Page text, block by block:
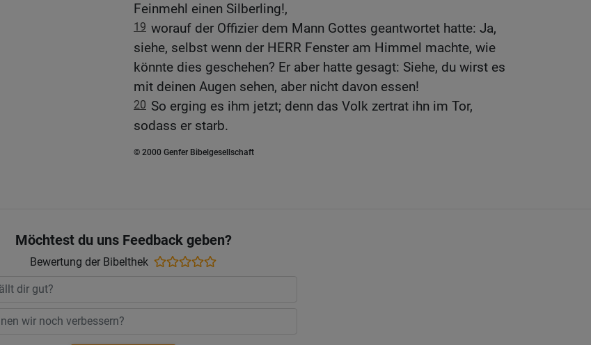
Feinmehl einen Silberling!,
19 worauf der Offizier dem Mann Gottes geantwortet hatte: Ja,
siehe, selbst wenn der HERR Fenster am Himmel machte, wie
könnte dies geschehen? Er aber hatte gesagt: Siehe, du wirst es
mit deinen Augen sehen, aber nicht davon essen!
20 So erging es ihm jetzt; denn das Volk zertrat ihn im Tor,
sodass er starb.
© 2000 Genfer Bibelgesellschaft
Möchtest du uns Feedback geben?
Bewertung der Bibelthek